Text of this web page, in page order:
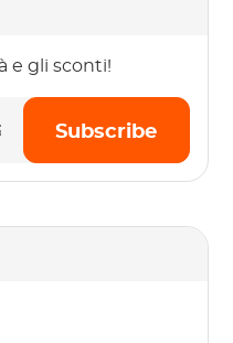
e gli sconti!
Subscribe